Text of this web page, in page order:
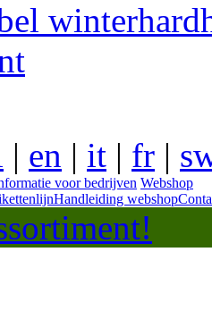
| en | it | fr |
voor bedrijven Webshop
Handleiding webshop